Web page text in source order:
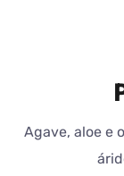
Agave, aloe e